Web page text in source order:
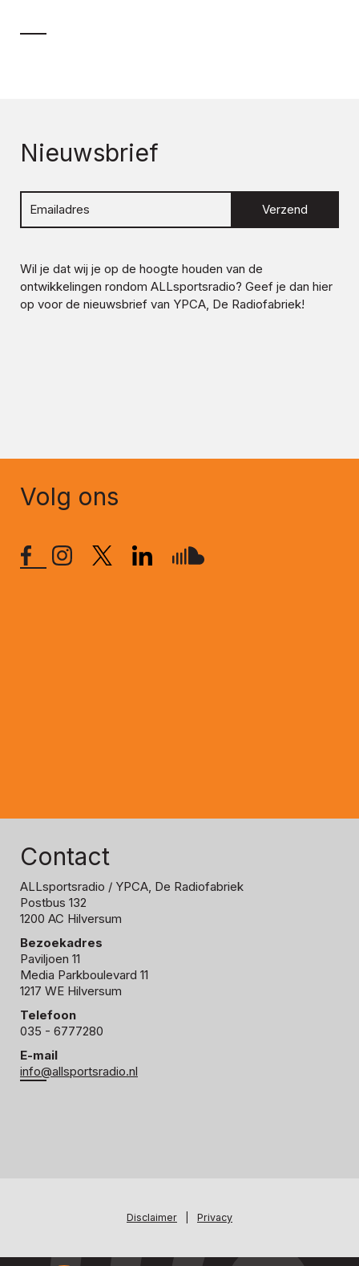
Nieuwsbrief
Verzend
Wil je dat wij je op de hoogte houden van de
ontwikkelingen rondom ALLsportsradio? Geef je dan hier
op voor de nieuwsbrief van YPCA, De Radiofabriek!
Volg ons
Contact
ALLsportsradio / YPCA, De Radiofabriek
Postbus 132
1200 AC Hilversum
Bezoekadres
Paviljoen 11
Media Parkboulevard 11
1217 WE Hilversum
Telefoon
035 - 6777280
E-mail
info@allsportsradio.nl
Disclaimer Privacy